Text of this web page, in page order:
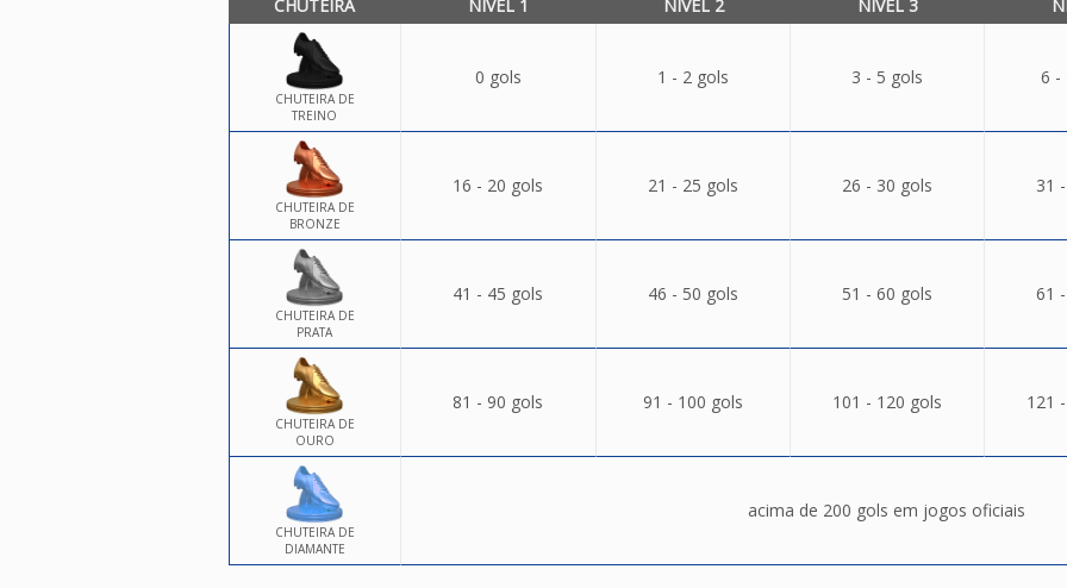
CHUTEIRA NÍVEL 1 NÍVEL 2 NÍVEL 3
CHUTEIRA DE
TREINO
0 gols 1 - 2 gols 3 - 5 gols 6 -
CHUTEIRA DE
BRONZE
16 - 20 gols 21 - 25 gols 26 - 30 gols 31
CHUTEIRA DE
PRATA
41 - 45 gols 46 - 50 gols 51 - 60 gols 61
CHUTEIRA DE
OURO
81 - 90 gols 91 - 100 gols 101 - 120 gols 121
CHUTEIRA DE
DIAMANTE
acima de 200 gols em jogos oficiais